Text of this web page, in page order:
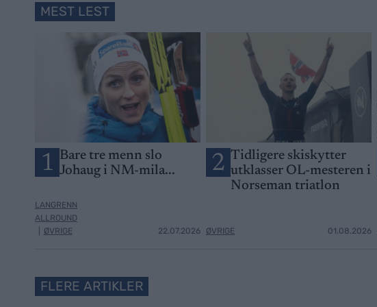
MEST LEST
1 Bare tre menn slo
Johaug i NM-mila...
LANGRENN
ALLROUND
ØVRIGE 22.07.2026
2 Tidligere skiskytter
utklasser OL-mesteren i
Norseman triatlon
ØVRIGE 01.08.2026
FLERE ARTIKLER